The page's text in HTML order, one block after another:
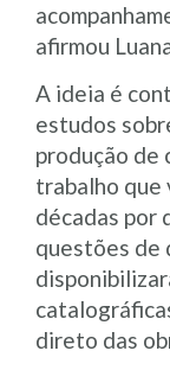
afirmou
A ideia é
estudos
produção de
trabalho que
décadas por
questões de
direto das